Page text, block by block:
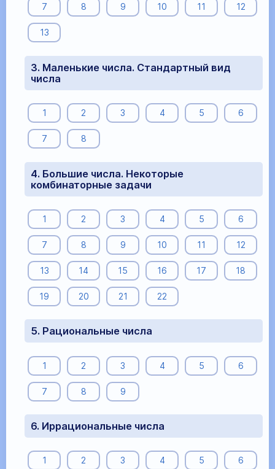
7 8 9 10 11 12
13
3. Маленькие числа. Стандартный вид
числа
1 2 3 4 5 6
7 8
4. Большие числа. Некоторые
комбинаторные задачи
1 2 3 4 5 6
7 8 9 10 11 12
13 14 15 16 17 18
19 20 21 22
5. Рациональные числа
1 2 3 4 5 6
7 8 9
6. Иррациональные числа
1 2 3 4 5 6